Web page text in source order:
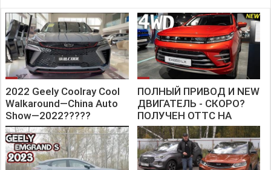
2022 Geely Coolray Cool
Walkaround—China Auto
Show—2022?????
Cool,???????
ПОЛНЫЙ ПРИВОД И NEW
ДВИГАТЕЛЬ - СКОРО?
ПОЛУЧЕН ОТТС НА
EXEED LX 4WD |